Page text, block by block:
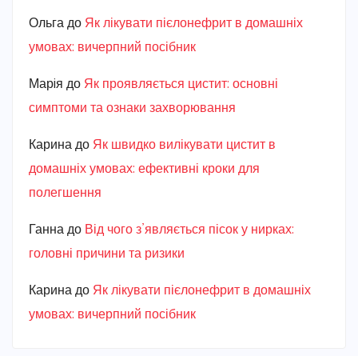
Ольга до Як лікувати пієлонефрит в домашніх
умовах: вичерпний посібник
Марiя до Як проявляється цистит: основні
симптоми та ознаки захворювання
Карина до Як швидко вилікувати цистит в
домашніх умовах: ефективні кроки для
полегшення
Ганна до Від чого з’являється пісок у нирках:
головні причини та ризики
Карина до Як лікувати пієлонефрит в домашніх
умовах: вичерпний посібник